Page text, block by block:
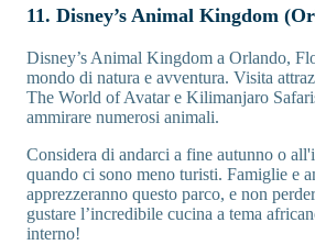
11. Disney’s Animal Kingdom
Disney’s Animal Kingdom a Orlando,
mondo di natura e avventura. Visita
The World of Avatar e Kilimanjaro
ammirare numerosi animali.
Considera di andarci a fine autunno o
quando ci sono meno turisti. Famiglie e
apprezzeranno questo parco, e non
gustare l’incredibile cucina a tema
interno!